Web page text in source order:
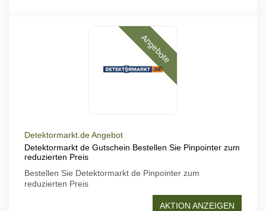
Angebote
Detektormarkt.de Angebot
Detektormarkt de Gutschein Bestellen Sie Pinpointer zum
reduzierten Preis
Bestellen Sie Detektormarkt de Pinpointer zum
reduzierten Preis
AKTION ANZEIGEN